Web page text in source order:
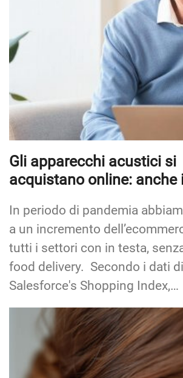
Gli apparecchi acustici si
acquistano online: anche
In periodo di pandemia
a un incremento
tutti i settori con in testa,
food delivery. Secondo i dati di
Salesforce's Shopping Index,…